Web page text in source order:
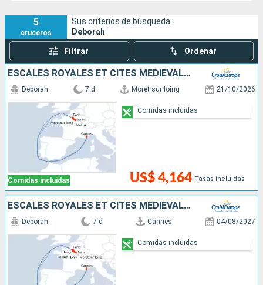
5
cruceros
Sus criterios de búsqueda:
Deborah
Filtrar Ordenar
ESCALES ROYALES ET CITÉS MÉDIÉVALES, CROISIÈRE SUR LA PETITE SEINE, À LA RENCONTRE DE L'HISTOIRE DE FRANCE
Comidas incluidas
Deborah 7 d Moret sur loing 21/10/2026
US$ 4,164 Tasas incluidas
Comidas incluidas
ESCALES ROYALES ET CITÉS MÉDIÉVALES, CROISIÈRE SUR LA PETITE SEINE, À LA RENCONTRE DE L'HISTOIRE DE FRANCE
Deborah 7 d Cannes 04/08/2027
Comidas incluidas